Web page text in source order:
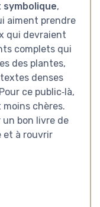
symbolique,
aiment prendre
qui devraient
complets qui
des plantes,
denses
ce public‑là,
moins chères.
bon livre de
et à rouvrir